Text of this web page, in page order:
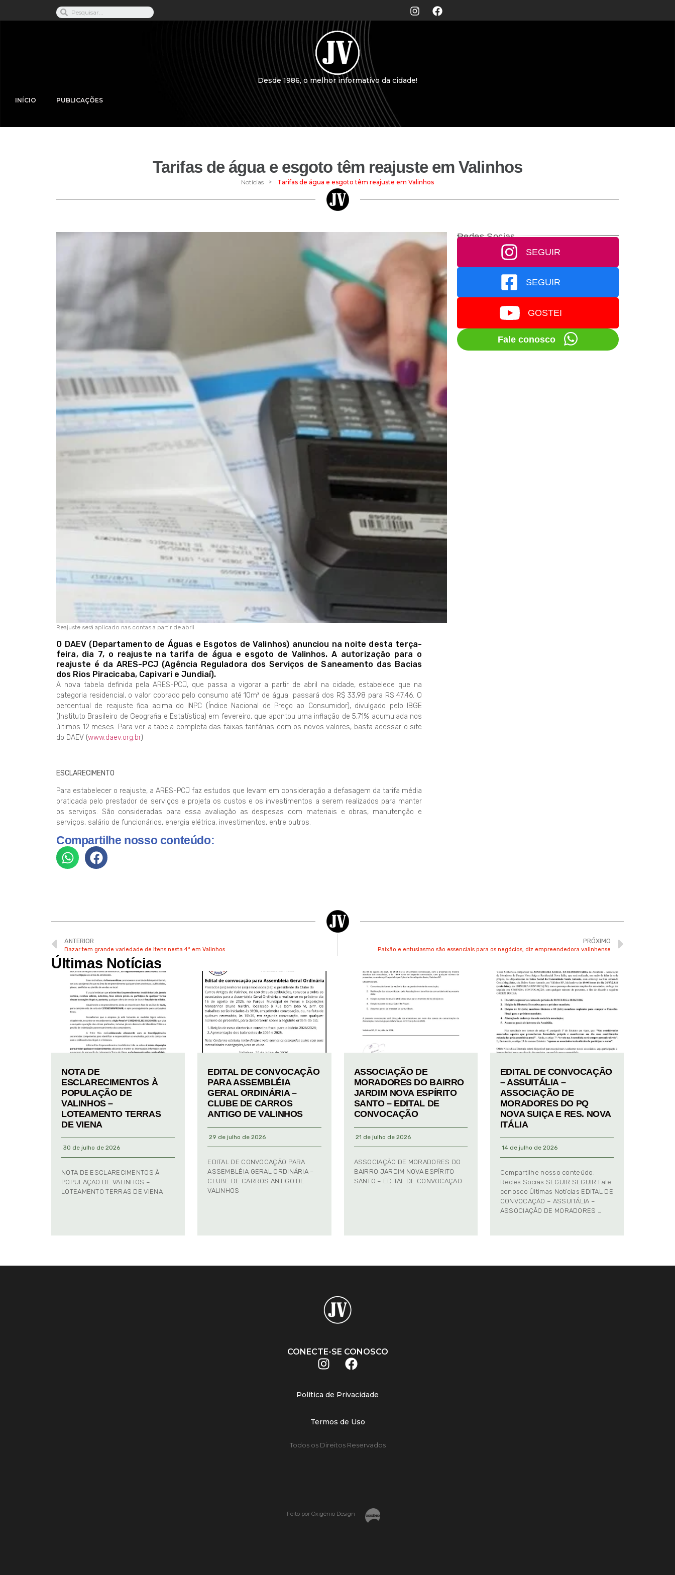
Desde 1986, o melhor informativo da cidade!
INÍCIO PUBLICAÇÕES
Tarifas de água e esgoto têm reajuste em Valinhos
Notícias > Tarifas de água e esgoto têm reajuste em Valinhos
Reajuste será aplicado nas contas a partir de abril
O DAEV (Departamento de Águas e Esgotos de Valinhos) anunciou na noite desta terça-
feira, dia 7, o reajuste na tarifa de água e esgoto de Valinhos. A autorização para o
reajuste é da ARES-PCJ (Agência Reguladora dos Serviços de Saneamento das Bacias
dos Rios Piracicaba, Capivari e Jundiaí).
A nova tabela definida pela ARES-PCJ, que passa a vigorar a partir de abril na cidade, estabelece que na
categoria residencial, o valor cobrado pelo consumo até 10m³ de água passará dos R$ 33,98 para R$ 47,46. O
percentual de reajuste fica acima do INPC (Índice Nacional de Preço ao Consumidor), divulgado pelo IBGE
(Instituto Brasileiro de Geografia e Estatística) em fevereiro, que apontou uma inflação de 5,71% acumulada nos
últimos 12 meses. Para ver a tabela completa das faixas tarifárias com os novos valores, basta acessar o site
do DAEV (www.daev.org.br)
ESCLARECIMENTO
Para estabelecer o reajuste, a ARES-PCJ faz estudos que levam em consideração a defasagem da tarifa média
praticada pelo prestador de serviços e projeta os custos e os investimentos a serem realizados para manter
os serviços. São consideradas para essa avaliação as despesas com materiais e obras, manutenção e
serviços, salário de funcionários, energia elétrica, investimentos, entre outros.
Compartilhe nosso conteúdo:
Redes Socias
SEGUIR
SEGUIR
GOSTEI
Fale conosco
ANTERIOR
Bazar tem grande variedade de itens nesta 4ª em Valinhos
PRÓXIMO
Paixão e entusiasmo são essenciais para os negócios, diz empreendedora valinhense
Últimas Notícias
NOTA DE
ESCLARECIMENTOS À
POPULAÇÃO DE
VALINHOS –
LOTEAMENTO TERRAS
DE VIENA
30 de julho de 2026
NOTA DE ESCLARECIMENTOS À
POPULAÇÃO DE VALINHOS –
LOTEAMENTO TERRAS DE VIENA
EDITAL DE CONVOCAÇÃO
PARA ASSEMBLÉIA
GERAL ORDINÁRIA –
CLUBE DE CARROS
ANTIGO DE VALINHOS
29 de julho de 2026
EDITAL DE CONVOCAÇÃO PARA
ASSEMBLÉIA GERAL ORDINÁRIA –
CLUBE DE CARROS ANTIGO DE
VALINHOS
ASSOCIAÇÃO DE
MORADORES DO BAIRRO
JARDIM NOVA ESPÍRITO
SANTO – EDITAL DE
CONVOCAÇÃO
21 de julho de 2026
ASSOCIAÇÃO DE MORADORES DO
BAIRRO JARDIM NOVA ESPÍRITO
SANTO – EDITAL DE CONVOCAÇÃO
EDITAL DE CONVOCAÇÃO
– ASSUITÁLIA –
ASSOCIAÇÃO DE
MORADORES DO PQ
NOVA SUIÇA E RES. NOVA
ITÁLIA
14 de julho de 2026
Compartilhe nosso conteúdo:
Redes Socias SEGUIR SEGUIR Fale
conosco Últimas Notícias EDITAL DE
CONVOCAÇÃO – ASSUITÁLIA –
ASSOCIAÇÃO DE MORADORES …
CONECTE-SE CONOSCO
Política de Privacidade
Termos de Uso
Todos os Direitos Reservados
Feito por Oxigênio Design